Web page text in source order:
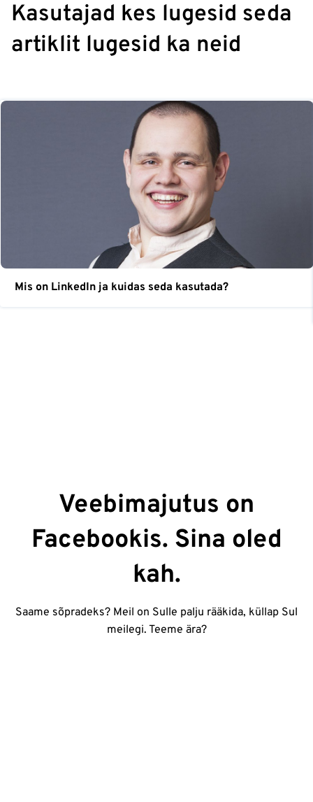
Kasutajad kes lugesid seda
artiklit lugesid ka neid
Mis on LinkedIn ja kuidas seda kasutada?
Veebimajutus on
Facebookis. Sina oled
kah.
Saame sõpradeks? Meil on Sulle palju rääkida, küllap Sul
meilegi. Teeme ära?